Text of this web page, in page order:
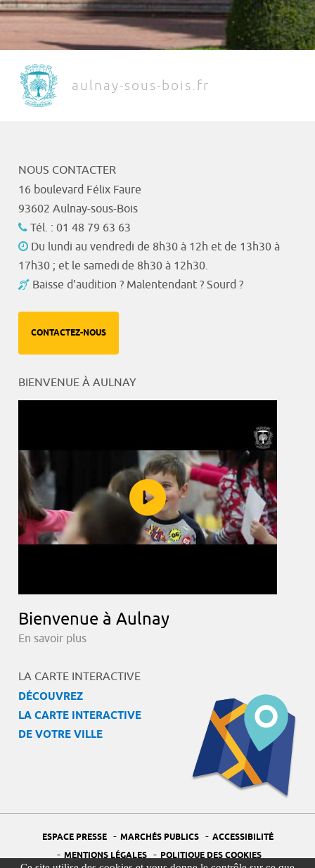
aulnay-sous-bois.fr
NOUS CONTACTER
16 boulevard Félix Faure
93602 Aulnay-sous-Bois
Tél. : 01 48 79 63 63
Du lundi au vendredi de 8h30 à 12h et de 13h30 à
17h30 ; et le samedi de 8h30 à 12h30.
Baisse d'audition ? Malentendant ? Sourd ?
CONTACTEZ-NOUS
BIENVENUE À AULNAY
Bienvenue à Aulnay
En savoir plus
LA CARTE INTERACTIVE
DÉCOUVREZ
LA CARTE INTERACTIVE
DE VOTRE VILLE
ESPACE PRESSE - MARCHÉS PUBLICS - ACCESSIBILITÉ
- MENTIONS LÉGALES - POLITIQUE DES COOKIES